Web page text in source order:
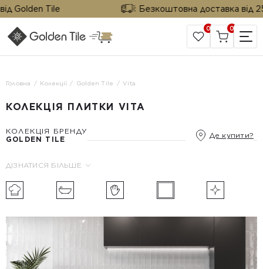
Golden Tile Безкоштовна доставка від 25
САЙТ КОМПАНІЇ
0 0
Головна Колекції Golden Tile Vita
КОЛЕКЦІЯ ПЛИТКИ VITA
КОЛЕКЦІЯ БРЕНДУ
GOLDEN TILE
Де купити?
ДІЗНАТИСЯ БІЛЬШЕ